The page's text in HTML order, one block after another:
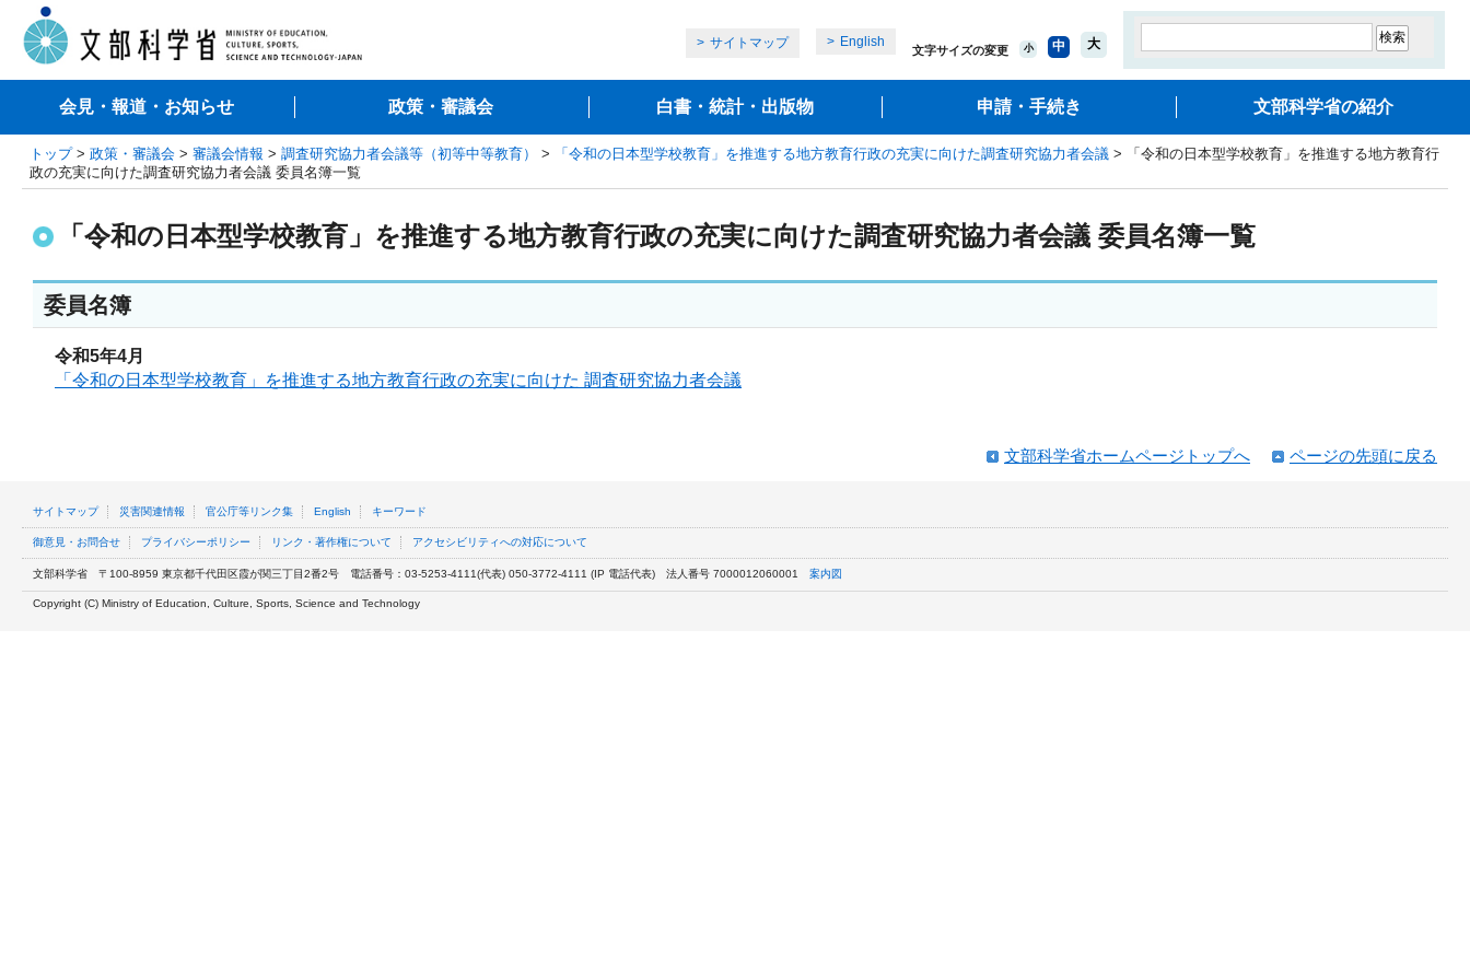
サイトマップ English
文字サイズの変更 小 中 大
会見・報道・お知らせ 政策・審議会 白書・統計・出版物 申請・手続き 文部科学省の紹介
トップ> 政策・審議会 > 審議会情報 > 調査研究協力者会議等（初等中等教育） > 「令和の日本型学校教育」を推進する地方教育行政の充実に向けた調査研究協力者会議 > 「令和の日本型学校教育」を推進する地方教育行
政の充実に向けた調査研究協力者会議 委員名簿一覧
「令和の日本型学校教育」を推進する地方教育行政の充実に向けた調査研究協力者会議 委員名簿一覧
委員名簿
令和5年4月
「令和の日本型学校教育」を推進する地方教育行政の充実に向けた 調査研究協力者会議
ページの先頭に戻る
文部科学省ホームページトップへ
サイトマップ 災害関連情報 官公庁等リンク集 English キーワード
御意見・お問合せ プライバシーポリシー リンク・著作権について アクセシビリティへの対応について
文部科学省 〒100-8959 東京都千代田区霞が関三丁目2番2号 電話番号：03-5253-4111(代表) 050-3772-4111 (IP 電話代表) 法人番号 7000012060001 案内図
Copyright (C) Ministry of Education, Culture, Sports, Science and Technology